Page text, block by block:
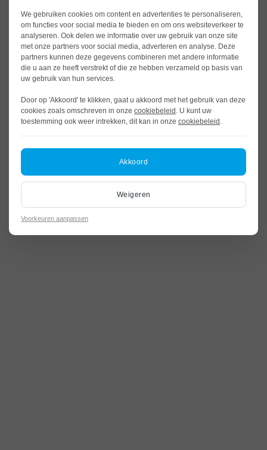
We gebruiken cookies om content en advertenties te personaliseren,
om functies voor social media te bieden en om ons websiteverkeer te
analyseren. Ook delen we informatie over uw gebruik van onze site
met onze partners voor social media, adverteren en analyse. Deze
partners kunnen deze gegevens combineren met andere informatie
die u aan ze heeft verstrekt of die ze hebben verzameld op basis van
uw gebruik van hun services.
Door op 'Akkoord' te klikken, gaat u akkoord met het gebruik van deze
cookies zoals omschreven in onze cookiebeleid . U kunt uw
toestemming ook weer intrekken, dit kan in onze cookiebeleid .
Akkoord
Weigeren
Voorkeuren aanpassen